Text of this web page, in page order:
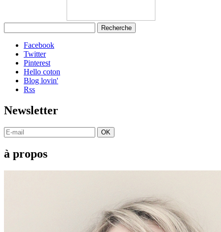
Facebook
Twitter
Pinterest
Hello coton
Blog lovin'
Rss
Newsletter
OK
à propos